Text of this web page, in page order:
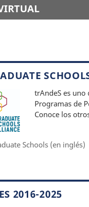
trAndeS es uno
Programas de
Conoce los
Schools (en inglés)
2016-2025